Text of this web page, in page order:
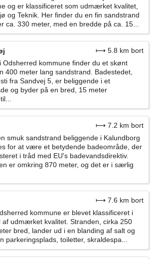
og er klassificeret som udmærket kvalitet,
og Teknik. Her finder du en fin sandstrand
ca. 330 meter, med en bredde på ca. 15...
⟼ 5.8 km bort
Odsherred kommune finder du et skønt
400 meter lang sandstrand. Badestedet,
fra Sandvej 5, er beliggende i et
og byder på en bred, 15 meter
⟼ 7.2 km bort
smuk sandstrand beliggende i Kalundborg
for at være et betydende badeområde, der
i tråd med EU's badevandsdirektiv.
er omkring 870 meter, og det er i særlig
⟼ 7.6 km bort
kommune er blevet klassificeret i
af udmærket kvalitet. Stranden, cirka 250
bred, lander ud i en blanding af salt og
parkeringsplads, toiletter, skraldespa...